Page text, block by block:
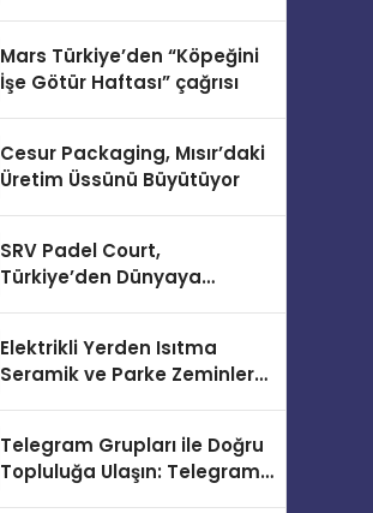
Mars Türkiye’den “Köpeğini
İşe Götür Haftası” çağrısı
Cesur Packaging, Mısır’daki
Üretim Üssünü Büyütüyor
SRV Padel Court,
Türkiye’den Dünyaya
Elektrikli Yerden Isıtma
Seramik ve Parke Zeminler
Telegram Grupları ile Doğru
Topluluğa Ulaşın: Telegram